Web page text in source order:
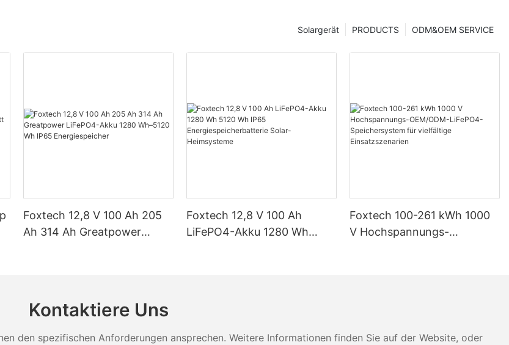
ODM&OEM SERVICE
PRODUCTS
Solargerät
Foxtech 12,8 V 100 Ah 205
Ah 314 Ah Greatpower
Foxtech 12,8 V 100 Ah
LiFePO4-Akku 1280 Wh
Foxtech 100-261 kWh 1000
V Hochspannungs-
Kontaktiere Uns
den spezifischen Anforderungen ansprechen. Weitere Informationen finden Sie auf der Website, oder